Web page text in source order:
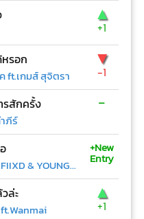
▲
+1
รอก
ft.เกมส์ สุจิตรา
▼
-1
รสักครั้ง
ภีร์
-
Gavin D ft.FIIXD & YOUNGOHM
+New
Entry
ล่ะ ▲
+1